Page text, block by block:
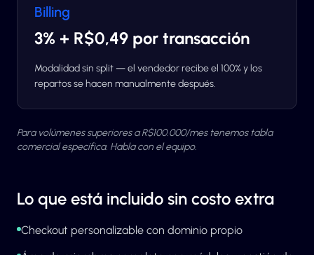
Billing
3% + R$0,49 por transacción
Modalidad sin split — el vendedor recibe el 100% y los
repartos se hacen manualmente después.
Para volúmenes superiores a R$100.000/mes tenemos tabla
comercial específica. Habla con el equipo.
Lo que está incluido sin costo extra
Checkout personalizable con dominio propio